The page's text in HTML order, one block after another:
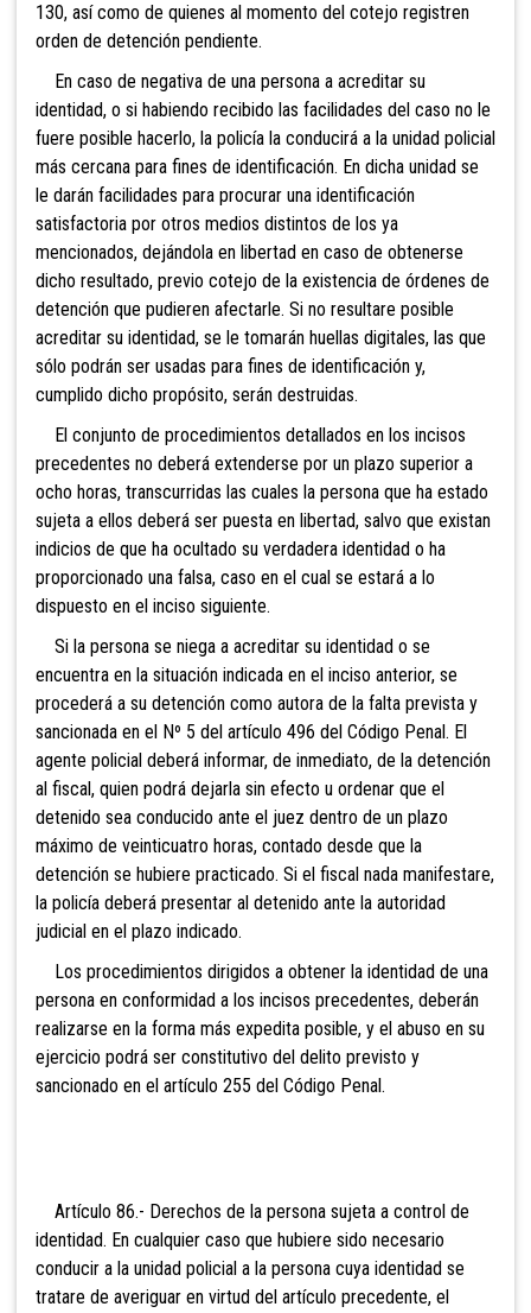
130, así como de quienes al momento del cotejo registren
orden de detención pendiente.
En caso de negativa de una persona a acreditar su
identidad, o si habiendo recibido las facilidades del caso no le
fuere posible hacerlo, la policía la conducirá a la unidad policial
más cercana para fines de identificación. En dicha unidad se
le darán facilidades para procurar una identificación
satisfactoria por otros medios distintos de los ya
mencionados, dejándola en libertad en caso de obtenerse
dicho resultado, previo cotejo de la existencia de órdenes de
detención que pudieren afectarle. Si no resultare posible
acreditar su identidad, se le tomarán huellas digitales, las que
sólo podrán ser usadas para fines de identificación y,
cumplido dicho propósito, serán destruidas.
El conjunto de procedimientos detallados en los incisos
precedentes no deberá extenderse por un plazo superior a
ocho horas, transcurridas las cuales la persona que ha estado
sujeta a ellos deberá ser puesta en libertad, salvo que existan
indicios de que ha ocultado su verdadera identidad o ha
proporcionado una falsa, caso en el cual se estará a lo
dispuesto en el inciso siguiente.
Si la persona se niega a acreditar su identidad o se
encuentra en la situación indicada en el inciso anterior, se
procederá a su detención como autora de la falta prevista y
sancionada en el Nº 5 del artículo 496 del Código Penal. El
agente policial deberá informar, de inmediato, de la detención
al fiscal, quien podrá dejarla sin efecto u ordenar que el
detenido sea conducido ante el juez dentro de un plazo
máximo de veinticuatro horas, contado desde que la
detención se hubiere practicado. Si el fiscal nada manifestare,
la policía deberá presentar al detenido ante la autoridad
judicial en el plazo indicado.
Los procedimientos dirigidos a obtener la identidad de una
persona en conformidad a los incisos precedentes, deberán
realizarse en la forma más expedita posible, y el abuso en su
ejercicio podrá ser constitutivo del delito previsto y
sancionado en el artículo 255 del Código Penal.
Artículo 86.- Derechos de la persona sujeta a control de
identidad. En cualquier caso que hubiere sido necesario
conducir a la unidad policial a la persona cuya identidad se
tratare de averiguar en virtud del artículo precedente, el